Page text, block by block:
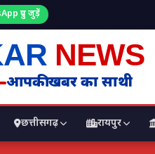
ग्रुप जुड़ें
NEWS
आपकी खबर का साथी
छत्तीसगढ़ रायपुर